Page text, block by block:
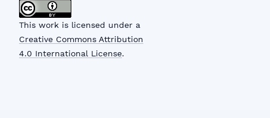
This work is licensed under a
Creative Commons Attribution
4.0 International License.